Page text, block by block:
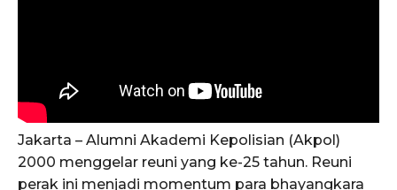
Jakarta – Alumni Akademi Kepolisian (Akpol)
2000 menggelar reuni yang ke-25 tahun. Reuni
perak ini menjadi momentum para bhayangkara